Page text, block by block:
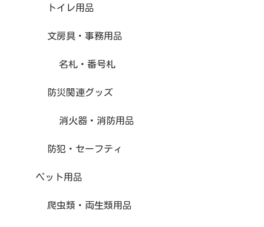
トイレ用品
文房具・事務用品
名札・番号札
防災関連グッズ
消火器・消防用品
防犯・セーフティ
ペット用品
爬虫類・両生類用品